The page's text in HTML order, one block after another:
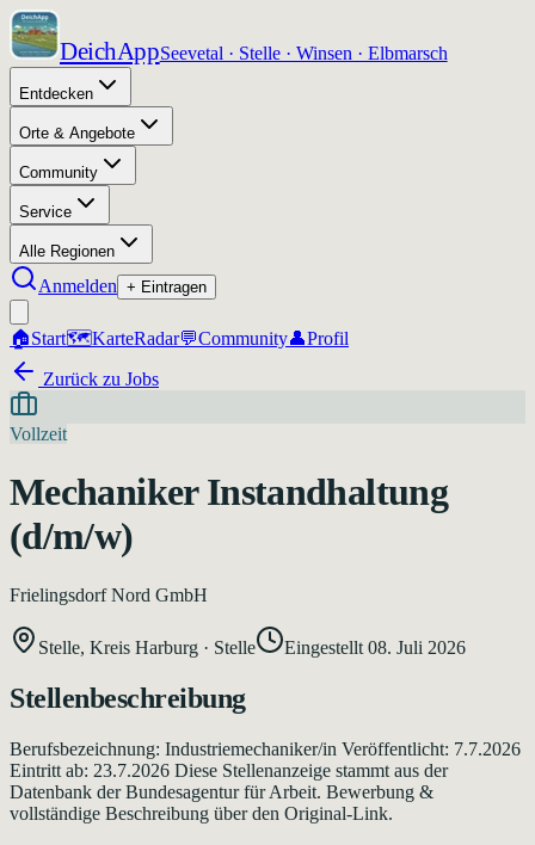
DeichAppSeevetal · Stelle · Winsen · Elbmarsch
Entdecken
Orte & Angebote
Community
Service
Alle Regionen
Anmelden + Eintragen
🏠Start🗺️KarteRadar💬Community👤Profil
Zurück zu Jobs
Vollzeit
Mechaniker Instandhaltung
(d/m/w)
Frielingsdorf Nord GmbH
Stelle, Kreis Harburg · Stelle Eingestellt 08. Juli 2026
Stellenbeschreibung
Berufsbezeichnung: Industriemechaniker/in Veröffentlicht: 7.7.2026
Eintritt ab: 23.7.2026 Diese Stellenanzeige stammt aus der
Datenbank der Bundesagentur für Arbeit. Bewerbung &
vollständige Beschreibung über den Original-Link.